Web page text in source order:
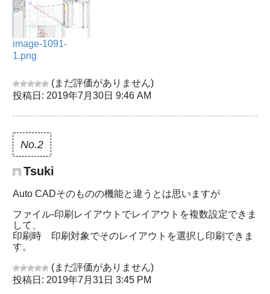
image-1091-
1.png
(まだ評価がありません)
投稿日: 2019年7月30日 9:46 AM
No.2
Tsuki
Auto CADそのものの機能と違うとは思いますが
ファイル-印刷レイアウトでレイアウトを複数設定できま
して、
印刷時 印刷対象でそのレイアウトを選択し印刷できま
す。
(まだ評価がありません)
投稿日: 2019年7月31日 3:45 PM